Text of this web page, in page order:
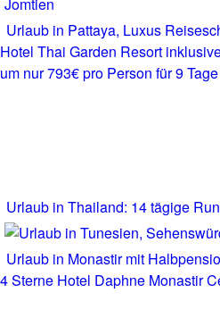
Urlaub in Pattaya, Luxus
Hotel Thai Garden Resort
um nur 793€ pro Person für 9 Tage
Urlaub in Thailand: 14 tägige
Urlaub in Monastir mit
4 Sterne Hotel Daphne Monastir